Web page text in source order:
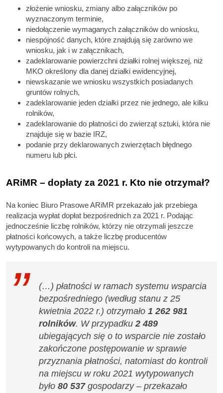
złożenie wniosku, zmiany albo załączników po
wyznaczonym terminie,
niedołączenie wymaganych załączników do wniosku,
niespójność danych, które znajdują się zarówno we
wniosku, jak i w załącznikach,
zadeklarowanie powierzchni działki rolnej większej, niż
MKO określony dla danej działki ewidencyjnej,
niewskazanie we wniosku wszystkich posiadanych
gruntów rolnych,
zadeklarowanie jeden działki przez nie jednego, ale kilku
rolników,
zadeklarowanie do płatności do zwierząt sztuki, która nie
znajduje się w bazie IRZ,
podanie przy deklarowanych zwierzętach błędnego
numeru lub płci.
ARiMR – dopłaty za 2021 r. Kto nie otrzymał?
Na koniec Biuro Prasowe ARiMR przekazało jak przebiega
realizacja wypłat dopłat bezpośrednich za 2021 r. Podając
jednocześnie liczbę rolników, którzy nie otrzymali jeszcze
płatności końcowych, a także liczbę producentów
wytypowanych do kontroli na miejscu.
(…) płatności w ramach systemu wsparcia
bezpośredniego (według stanu z 25
kwietnia 2022 r.) otrzymało1 262 981
rolników. W przypadku2 489
ubiegających się o to wsparcie nie zostało
zakończone postępowanie w sprawie
przyznania płatności, natomiast do kontroli
na miejscu w roku 2021 wytypowanych
było 80 537gospodarzy – przekazało